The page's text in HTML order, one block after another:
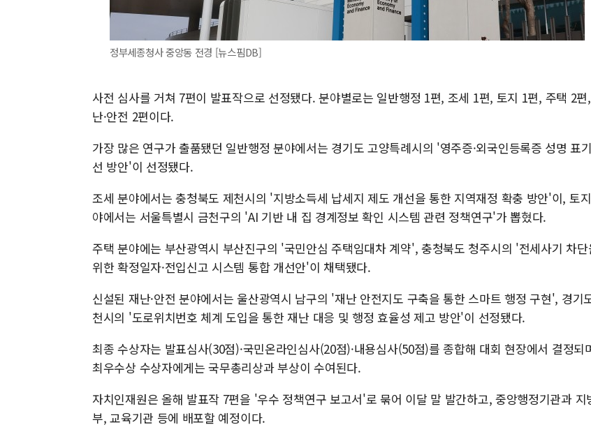
정부세종청사 중앙동 전경 [뉴스핌DB]
사전 심사를 거쳐 7편이 발표작으로 선정됐다. 분야별로는 일반행정 1편, 조세 1편, 토지 1편, 주택 2편
난·안전 2편이다.
가장 많은 연구가 출품됐던 일반행정 분야에서는 경기도 고양특례시의 '영주증·외국인등록증 성명 표
선 방안'이 선정됐다.
조세 분야에서는 충청북도 제천시의 '지방소득세 납세지 제도 개선을 통한 지역재정 확충 방안'이, 토
야에서는 서울특별시 금천구의 'AI 기반 내 집 경계정보 확인 시스템 관련 정책연구'가 뽑혔다.
주택 분야에는 부산광역시 부산진구의 '국민안심 주택임대차 계약', 충청북도 청주시의 '전세사기 차단
위한 확정일자·전입신고 시스템 통합 개선안'이 채택됐다.
신설된 재난·안전 분야에서는 울산광역시 남구의 '재난 안전지도 구축을 통한 스마트 행정 구현', 경기
천시의 '도로위치번호 체계 도입을 통한 재난 대응 및 행정 효율성 제고 방안'이 선정됐다.
최종 수상자는 발표심사(30점)·국민온라인심사(20점)·내용심사(50점)를 종합해 대회 현장에서 결정되
최우수상 수상자에게는 국무총리상과 부상이 수여된다.
자치인재원은 올해 발표작 7편을 '우수 정책연구 보고서'로 묶어 이달 말 발간하고, 중앙행정기관과 지
부, 교육기관 등에 배포할 예정이다.